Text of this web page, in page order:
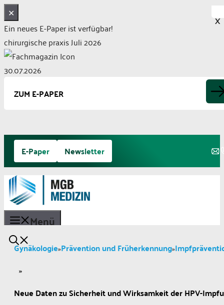
✕
Ein neues E-Paper ist verfügbar!
chirurgische praxis Juli 2026
30.07.2026
ZUM E-PAPER
Zum
Inhalt
springen
E-Paper Newsletter
Menü
Gynäkologie»Prävention und Früherkennung»
»
Neue Daten zu Sicherheit und Wirksamkeit der HPV-
X